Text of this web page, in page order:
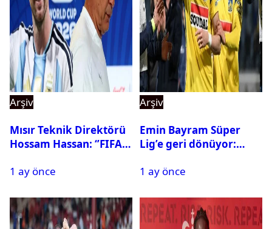
Arşiv
Mısır Teknik Direktörü
Hossam Hassan: ‘’FIFA,
istemiyor’’
1 ay önce
Arşiv
Emin Bayram Süper
Lig’e geri dönüyor:
1 ay önce